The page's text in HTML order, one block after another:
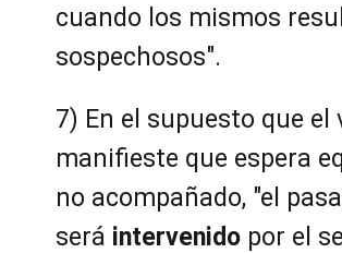
cuando los mismos
sospechosos".
7) En el supuesto que el
manifieste que espera
no acompañado, "el
será intervenido por el